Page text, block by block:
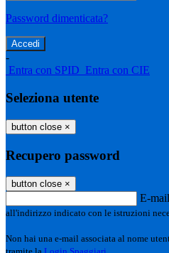
Password dimenticata?
-
Entra con SPID Entra con CIE
Seleziona utente
button close ×
Recupero password
button close ×
E-mail
all'indirizzo indicato con le istruzioni
Non hai una e-mail associata al nome